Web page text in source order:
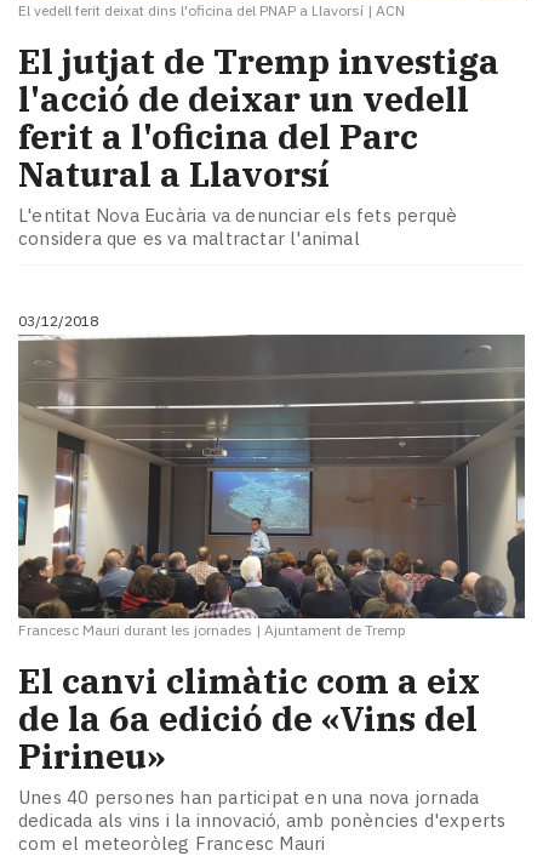
El vedell ferit deixat dins l'oficina del PNAP a Llavorsí | ACN
El jutjat de Tremp investiga
l'acció de deixar un vedell
ferit a l'oficina del Parc
Natural a Llavorsí
L'entitat Nova Eucària va denunciar els fets perquè
considera que es va maltractar l'animal
03/12/2018
Francesc Mauri durant les jornades | Ajuntament de Tremp
El canvi climàtic com a eix
de la 6a edició de «Vins del
Pirineu»
Unes 40 persones han participat en una nova jornada
dedicada als vins i la innovació, amb ponències d'experts
com el meteoròleg Francesc Mauri